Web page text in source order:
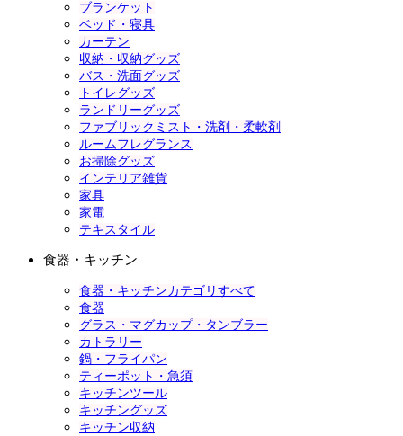
ブランケット
ベッド・寝具
カーテン
収納・収納グッズ
バス・洗面グッズ
トイレグッズ
ランドリーグッズ
ファブリックミスト・洗剤・柔軟剤
ルームフレグランス
お掃除グッズ
インテリア雑貨
家具
家電
テキスタイル
食器・キッチン
食器・キッチンカテゴリすべて
食器
グラス・マグカップ・タンブラー
カトラリー
鍋・フライパン
ティーポット・急須
キッチンツール
キッチングッズ
キッチン収納